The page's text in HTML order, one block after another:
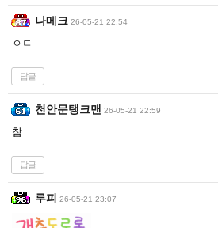
나메크 26-05-21 22:54
ㅇㄷ
답글
천안문탱크맨 26-05-21 22:59
참
답글
루피 26-05-21 23:07